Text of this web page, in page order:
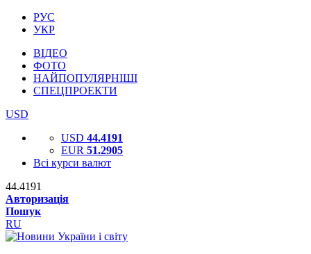
РУС
УКР
ВІДЕО
ФОТО
НАЙПОПУЛЯРНІШІ
СПЕЦПРОЕКТИ
USD
USD 44.4191
EUR 51.2905
Всі курси валют
44.4191
Авторизація
Пошук
RU